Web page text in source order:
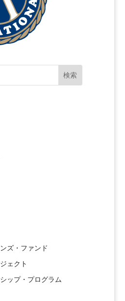
ズ・ファンド
ェクト
ップ・プログラム